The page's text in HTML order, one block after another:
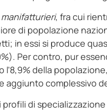
, fra cui
di popolazione
in essi si produce
Per contro, pur
l’8,9% della
aggiunto complessivo
profili di